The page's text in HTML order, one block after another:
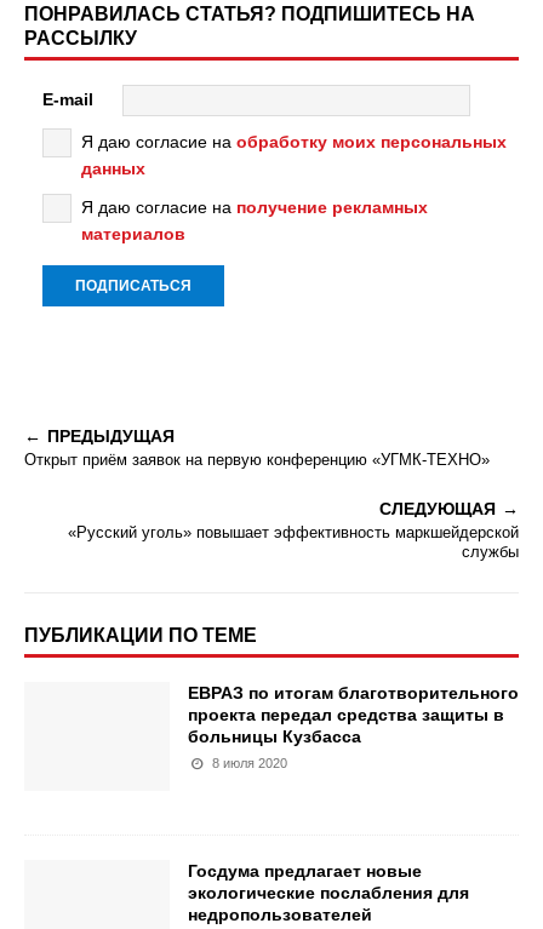
ПОНРАВИЛАСЬ СТАТЬЯ? ПОДПИШИТЕСЬ НА
РАССЫЛКУ
E-mail
Я даю согласие на обработку моих персональных
данных
Я даю согласие на получение рекламных
материалов
ПРЕДЫДУЩАЯ
Открыт приём заявок на первую конференцию «УГМК-ТЕХНО»
СЛЕДУЮЩАЯ
«Русский уголь» повышает эффективность маркшейдерской
службы
ПУБЛИКАЦИИ ПО ТЕМЕ
ЕВРАЗ по итогам благотворительного
проекта передал средства защиты в
больницы Кузбасса
8 июля 2020
Госдума предлагает новые
экологические послабления для
недропользователей